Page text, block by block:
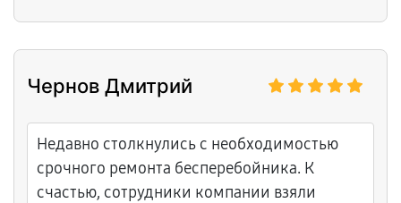
Чернов Дмитрий
Недавно столкнулись с необходимостью
срочного ремонта бесперебойника. К
счастью, сотрудники компании взяли